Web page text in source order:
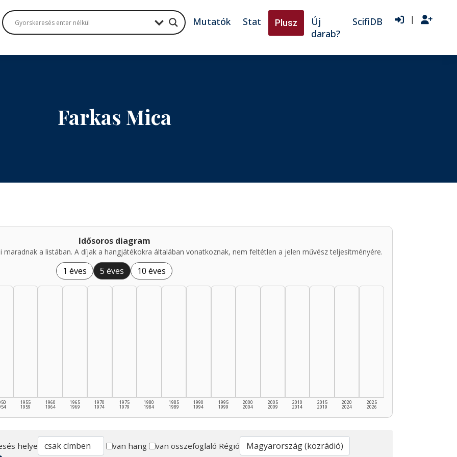
Mutatók Stat Plusz
Új
darab?
ScifiDB |
Farkas Mica
Idősoros diagram
a listában. A díjak a hangjátékokra általában vonatkoznak, nem feltétlen a jelen művész teljesítményére.
1 éves 5 éves 10 éves
1955
1959
1960
1964
1965
1969
1970
1974
1975
1979
1980
1984
1985
1989
1990
1994
1995
1999
2000
2004
2005
2009
2010
2014
2015
2019
2020
2024
2025
2026
helye van hang van összefoglaló Régió